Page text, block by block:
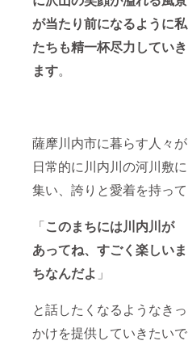
が当たり前になるように私
たちも精一杯尽力していき
ます。
薩摩川内市に暮らす人々が
日常的に川内川の河川敷に
集い、誇りと愛着を持って
「このまちには川内川が
あってね、すごく楽しいま
ちなんだよ 」
と話したくなるようなきっ
かけを提供していきたいで